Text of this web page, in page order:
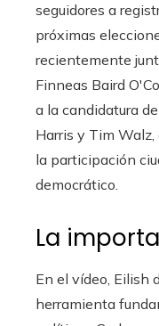
seguidores a
próximas
recientemente
Finneas Baird
a la candidatura
Harris y Tim
la participación
democrático.
La
En el vídeo, Eilish
herramienta